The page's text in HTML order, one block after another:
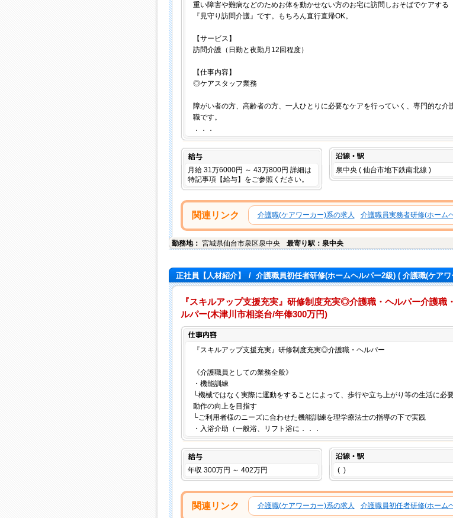
重い障害や難病などのためお体を動かせない方のお宅に訪問しおそばでケアする
『見守り訪問介護』です。もちろん直行直帰OK。
【サービス】
訪問介護（日勤と夜勤月12回程度）
【仕事内容】
◎ケアスタッフ業務
障がい者の方、高齢者の方、一人ひとりに必要なケアを行っていく、専門的な介
職です。
．．．
給与
月給 31万6000円 ～ 43万800円 詳細は
特記事項【給与】をご参照ください。
泉中央 ( 仙台市地下鉄南北線 )
関連リンク 介護職(ケアワーカー)系の求人 介護職員実務者研修(ホーム
勤務地： 宮城県仙台市泉区泉中央 最寄り駅：泉中央
正社員【人材紹介】 / 介護職員初任者研修(ホームヘルパー2級)( 介護職(ケアワ
『スキルアップ支援充実』研修制度充実◎介護職・ヘルパー介護職
ルパー(木津川市相楽台/年俸300万円)
『スキルアップ支援充実』研修制度充実◎介護職・ヘルパー
《介護職員としての業務全般》
・機能訓練
└機械ではなく実際に運動をすることによって、歩行や立ち上がり等の生活に必
動作の向上を目指す
└ご利用者様のニーズに合わせた機能訓練を理学療法士の指導の下で実践
・入浴介助（一般浴、リフト浴に．．．
給与
年収 300万円 ～ 402万円 ( )
関連リンク 介護職(ケアワーカー)系の求人 介護職員初任者研修(ホーム